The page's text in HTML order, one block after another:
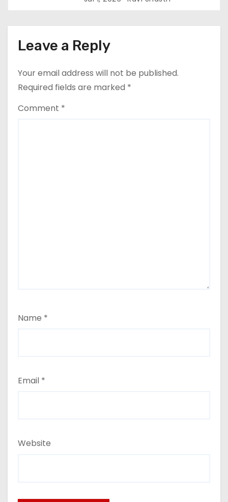
त्रिपाठी एव चिकित्सकों को सम्मानित किया
गया।
Leave a Reply
Your email address will not be published.
Required fields are marked *
Comment *
Name *
Email *
Website